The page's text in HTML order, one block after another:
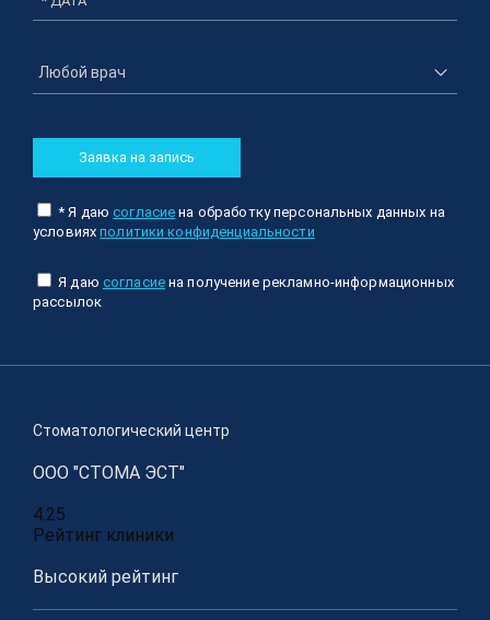
Заявка на запись
* Я даю согласие на обработку персональных данных на
условияхполитики конфиденциальности
Я даю согласиена получение рекламно-информационных
рассылок
Стоматологический центр
ООО "СТОМА ЭСТ"
4.25
Рейтинг клиники
Высокий рейтинг